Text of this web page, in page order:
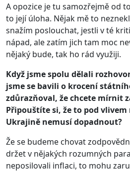
A opozice je tu samozřejmě od
to její úloha. Nějak mě to
snažím poslouchat, jestli v té
nápad, ale zatím jich tam moc
nějaký bude, tak ho rád využiji.
Když jsme spolu dělali
jsme se bavili o krocení
zdůrazňoval, že chcete mírnit
Připouštíte si, že to pod vlivem
Ukrajině nemusí dopadnout?
Že se budeme chovat
držet v nějakých rozumných
neposilovali inflaci, to mohu